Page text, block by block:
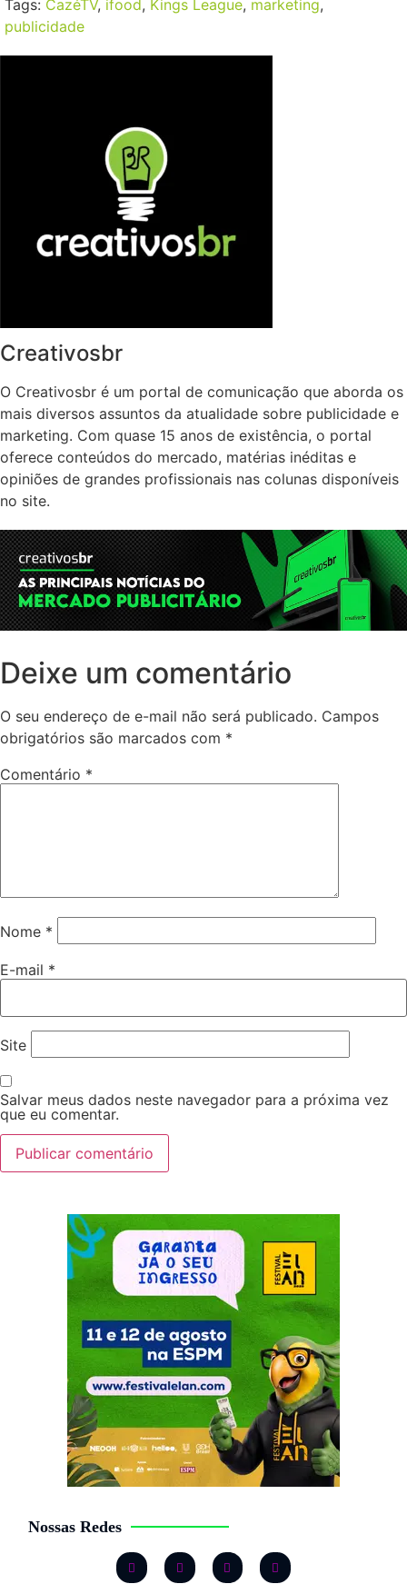
Tags: CazéTV, ifood, Kings League, marketing,
publicidade
Creativosbr
O Creativosbr é um portal de comunicação que aborda os
mais diversos assuntos da atualidade sobre publicidade e
marketing. Com quase 15 anos de existência, o portal
oferece conteúdos do mercado, matérias inéditas e
opiniões de grandes profissionais nas colunas disponíveis
no site.
Deixe um comentário
O seu endereço de e-mail não será publicado. Campos
obrigatórios são marcados com *
Comentário *
Nome *
E-mail *
Site
Salvar meus dados neste navegador para a próxima vez
que eu comentar.
Nossas Redes